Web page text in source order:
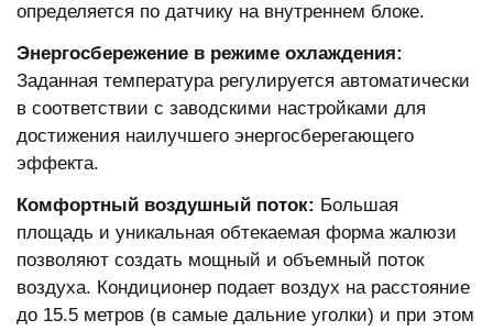
определяется по датчику на внутреннем блоке.
Энергосбережение в режиме охлаждения:
Заданная температура регулируется автоматически
в соответствии с заводскими настройками для
достижения наилучшего энергосберегающего
эффекта.
Комфортный воздушный поток: Большая
площадь и уникальная обтекаемая форма жалюзи
позволяют создать мощный и объемный поток
воздуха. Кондиционер подает воздух на расстояние
до 15.5 метров (в самые дальние уголки) и при этом